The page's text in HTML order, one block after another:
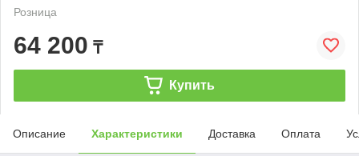
Розница
64 200 ₸
Купить
Описание Характеристики Доставка Оплата